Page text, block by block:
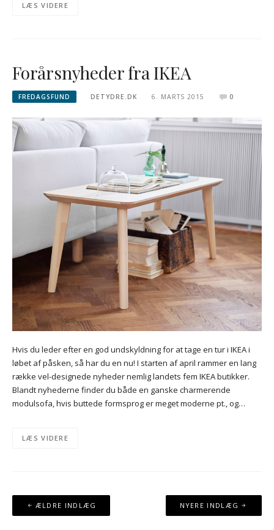
LÆS VIDERE
Forårsnyheder fra IKEA
FREDAGSFUND DETYDRE.DK 6. MARTS 2015 0
Hvis du leder efter en god undskyldning for at tage en tur i IKEA i
løbet af påsken, så har du en nu! I starten af april rammer en lang
række vel-designede nyheder nemlig landets fem IKEA butikker.
Blandt nyhederne finder du både en ganske charmerende
modulsofa, hvis buttede formsprog er meget moderne pt., og…
LÆS VIDERE
Navigation
til
ÆLDRE INDLÆG NYERE INDLÆG